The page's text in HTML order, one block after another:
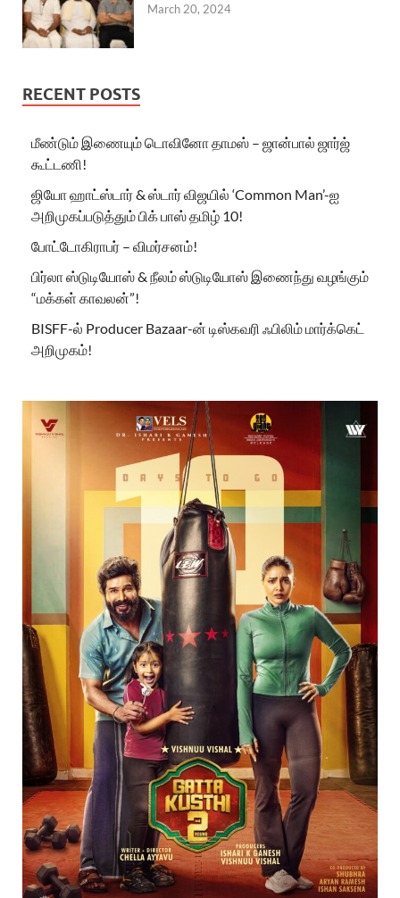
March 20, 2024
RECENT POSTS
மீண்டும் இணையும் டொவினோ தாமஸ் – ஜான்பால் ஜார்ஜ்
கூட்டணி!
ஜியோ ஹாட்ஸ்டார் & ஸ்டார் விஜயில் ‘Common Man’-ஐ
அறிமுகப்படுத்தும் பிக் பாஸ் தமிழ் 10!
போட்டோகிராபர் – விமர்சனம்!
பிர்லா ஸ்டுடியோஸ் & நீலம் ஸ்டுடியோஸ் இணைந்து வழங்கும்
“மக்கள் காவலன்”!
BISFF-ல் Producer Bazaar-ன் டிஸ்கவரி ஃபிலிம் மார்க்கெட்
அறிமுகம்!